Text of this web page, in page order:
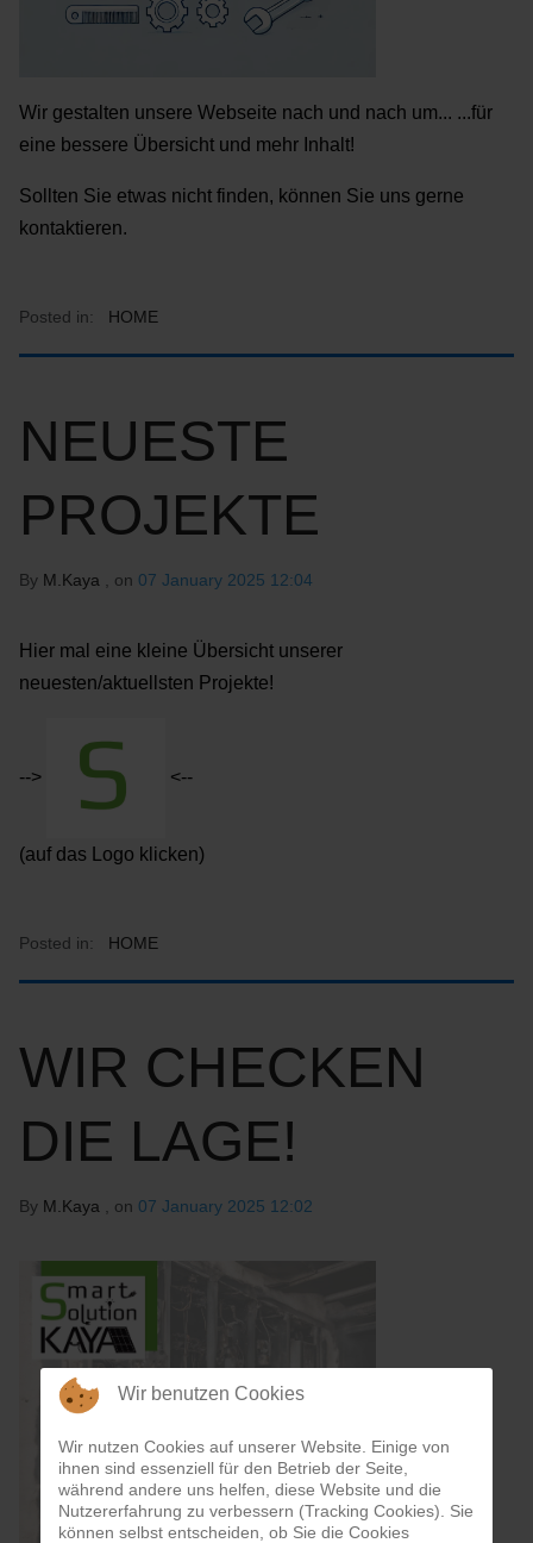
Wir gestalten unsere Webseite nach und nach um... ...für
eine bessere Übersicht und mehr Inhalt!
Sollten Sie etwas nicht finden, können Sie uns gerne
kontaktieren.
Posted in: HOME
NEUESTE
PROJEKTE
By M.Kaya , on 07 January 2025 12:04
Hier mal eine kleine Übersicht unserer
neuesten/aktuellsten Projekte!
--> <--
(auf das Logo klicken)
Posted in: HOME
WIR CHECKEN
DIE LAGE!
By M.Kaya , on 07 January 2025 12:02
Wir benutzen Cookies
Wir nutzen Cookies auf unserer Website. Einige von
ihnen sind essenziell für den Betrieb der Seite,
während andere uns helfen, diese Website und die
Nutzererfahrung zu verbessern (Tracking Cookies). Sie
können selbst entscheiden, ob Sie die Cookies